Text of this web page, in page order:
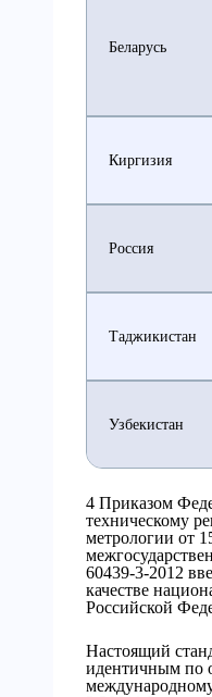
Беларусь
Киргизия
Россия
Таджикистан
Узбекистан
4 Приказом
техническому
метрологии от
60439-3-2012
качестве
Российской
Настоящий
идентичным по